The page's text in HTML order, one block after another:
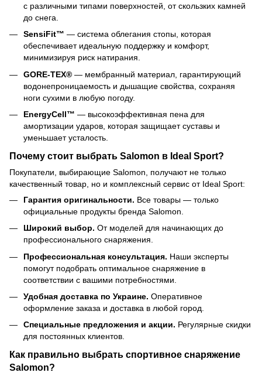
с различными типами поверхностей, от скользких камней
до снега.
SensiFit™ — система облегания стопы, которая
обеспечивает идеальную поддержку и комфорт,
минимизируя риск натирания.
GORE-TEX® — мембранный материал, гарантирующий
водонепроницаемость и дышащие свойства, сохраняя
ноги сухими в любую погоду.
EnergyCell™ — высокоэффективная пена для
амортизации ударов, которая защищает суставы и
уменьшает усталость.
Почему стоит выбрать Salomon в Ideal Sport?
Покупатели, выбирающие Salomon, получают не только
качественный товар, но и комплексный сервис от Ideal Sport:
Гарантия оригинальности. Все товары — только
официальные продукты бренда Salomon.
Широкий выбор. От моделей для начинающих до
профессионального снаряжения.
Профессиональная консультация. Наши эксперты
помогут подобрать оптимальное снаряжение в
соответствии с вашими потребностями.
Удобная доставка по Украине. Оперативное
оформление заказа и доставка в любой город.
Специальные предложения и акции. Регулярные скидки
для постоянных клиентов.
Как правильно выбрать спортивное снаряжение
Salomon?